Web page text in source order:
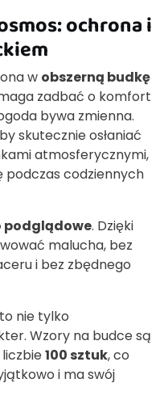
ochrona i
w obszerną budkę
zadbać o komfort
bywa zmienna.
skutecznie osłaniać
atmosferycznymi,
codziennych
podglądowe. Dzięki
malucha, bez
i bez zbędnego
to nie tylko
Wzory na budce są
100 sztuk, co
i ma swój